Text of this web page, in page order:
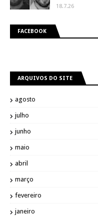
18.7.26
FACEBOOK
ARQUIVOS DO SITE
agosto
julho
junho
maio
abril
março
fevereiro
janeiro